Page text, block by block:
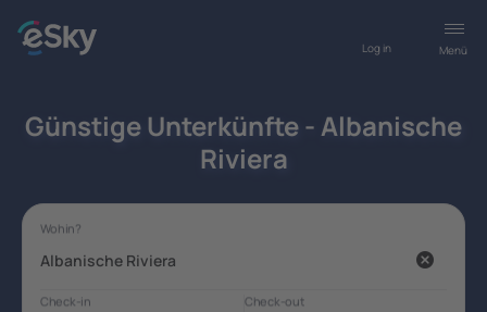
Menü
Log in
Günstige Unterkünfte - Albanische
Riviera